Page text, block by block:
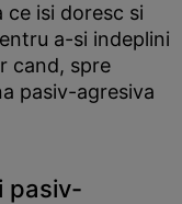
ce isi doresc si
a-si indeplini
cand, spre
pasiv-agresiva
pasiv-